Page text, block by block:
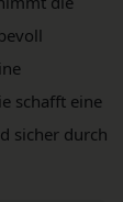
schafft eine
sicher durch